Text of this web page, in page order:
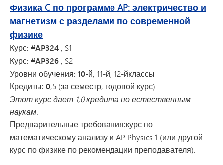
Физика C по программе AP: электричество и
магнетизм с разделами по современной
физике
Курс: #AP324 , S1
Курс: #AP326 , S2
Уровни обучения: 10-й, 11-й, 12-йклассы
Кредиты: 0,5 (за семестр, годовой курс)
Этот курс дает 1,0 кредита по естественным
наукам.
Предварительные требования:курс по
математическому анализу и AP Physics 1 (или другой
курс по физике по рекомендации преподавателя).